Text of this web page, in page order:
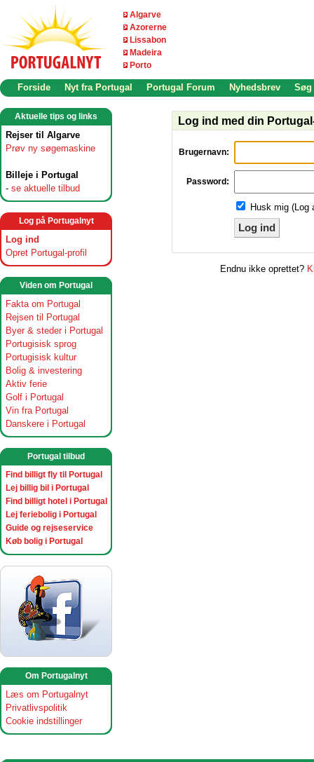
Algarve
Azorerne
Lissabon
Madeira
Porto
Forside Nyt fra Portugal Portugal Forum Nyhedsbrev Søg
Aktuelle tips og links
Rejser til Algarve
Prøv ny søgemaskine
Billeje i Portugal
- se aktuelle tilbud
Log på Portugalnyt
Log ind
Opret Portugal-profil
Viden om Portugal
Fakta om Portugal
Rejsen til Portugal
Byer & steder i Portugal
Portugisisk sprog
Portugisisk kultur
Bolig & investering
Aktiv ferie
Golf i Portugal
Vin fra Portugal
Danskere i Portugal
Portugal tilbud
Find billigt fly til Portugal
Lej billig bil i Portugal
Find billigt hotel i Portugal
Lej feriebolig i Portugal
Guide og rejseservice
Køb bolig i Portugal
Om Portugalnyt
Læs om Portugalnyt
Privatlivspolitik
Cookie indstillinger
Log ind med din
Brugernavn:
Password:
Husk mig (Log
Log ind
Endnu ikke oprettet?